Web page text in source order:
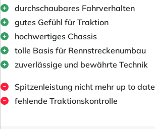
durchschaubares Fahrverhalten
gutes Gefühl für Traktion
hochwertiges Chassis
tolle Basis für Rennstreckenumbau
zuverlässige und bewährte Technik
Spitzenleistung nicht mehr up to date
fehlende Traktionskontrolle